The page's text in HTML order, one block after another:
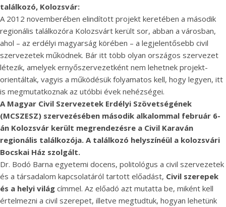
találkozó, Kolozsvár:
A 2012 novemberében elindított projekt keretében a második
regionális találkozóra Kolozsvárt került sor, abban a városban,
ahol – az erdélyi magyarság körében – a legjelentősebb civil
szervezetek működnek. Bár itt több olyan országos szervezet
létezik, amelyek ernyőszervezetként nem lehetnek projekt-
orientáltak, vagyis a működésük folyamatos kell, hogy legyen, itt
is megmutatkoznak az utóbbi évek nehézségei.
A Magyar Civil Szervezetek Erdélyi Szövetségének
(MCSZESZ) szervezésében második alkalommal február 6-
án Kolozsvár került megrendezésre a Civil Karaván
regionális találkozója. A találkozó helyszínéül a kolozsvári
Bocskai Ház szolgált.
Dr. Bodó Barna egyetemi docens, politológus a civil szervezetek
és a társadalom kapcsolatáról tartott előadást, Civil szerepek
és a helyi világ címmel. Az előadó azt mutatta be, miként kell
értelmezni a civil szerepet, illetve megtudtuk, hogyan lehetünk